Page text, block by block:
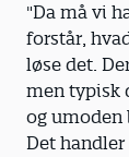
"Da må vi
forstår,
løse det.
men typisk
og
Det